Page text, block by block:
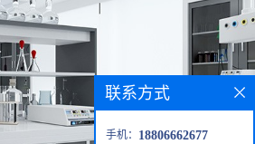
联系方式
手机： 18806662677